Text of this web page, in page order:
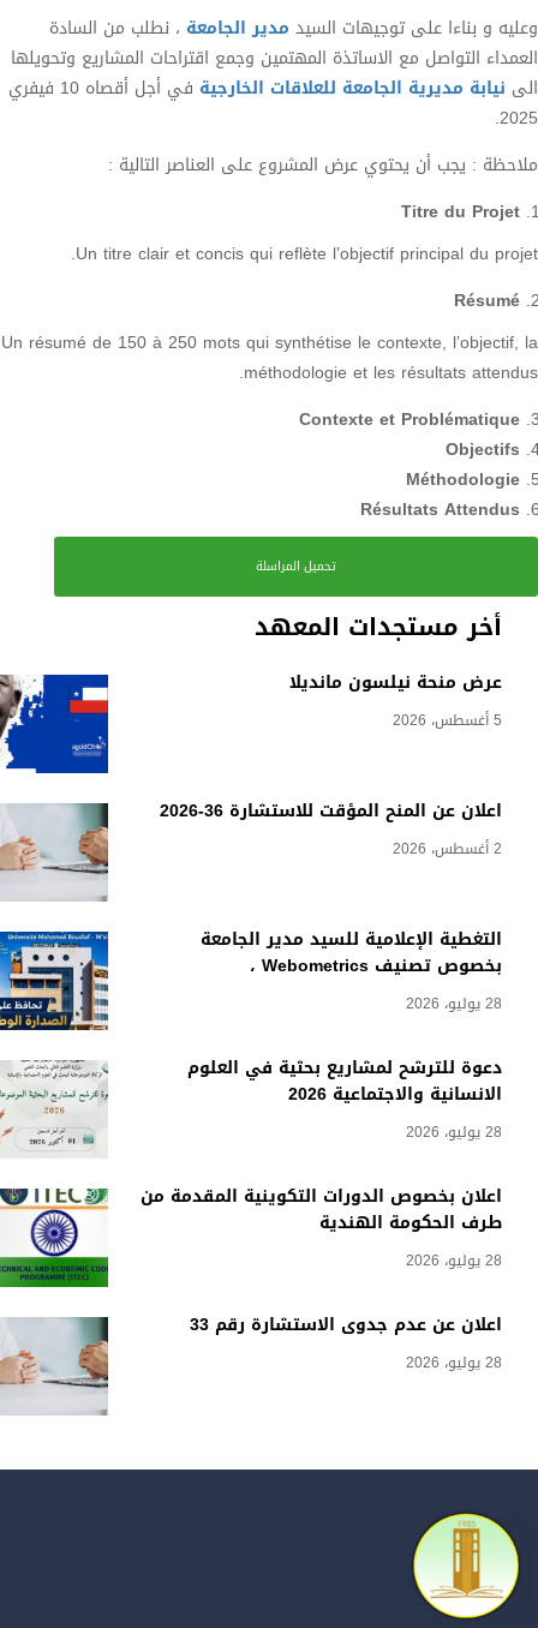
أخر مستجدات المعهد
عرض منحة نيلسون مانديلا
5 أغسطس، 2026
اعلان عن المنح المؤقت للاستشارة 36-2026
2 أغسطس، 2026
التغطية الإعلامية للسيد مدير الجامعة
بخصوص تصنيف Webometrics ،
28 يوليو، 2026
دعوة للترشح لمشاريع بحثية في العلوم
الانسانية والاجتماعية 2026
28 يوليو، 2026
اعلان بخصوص الدورات التكوينية المقدمة من
طرف الحكومة الهندية
28 يوليو، 2026
اعلان عن عدم جدوى الاستشارة رقم 33
28 يوليو، 2026
وعليه و بناءا على توجيهات السيد مدير الجامعة ، نطلب من السادة
العمداء التواصل مع الاساتذة المهتمين وجمع اقتراحات المشاريع وتحويلها
الى نيابة مديرية الجامعة للعلاقات الخارجية
في أجل أقصاه 10 فيفري
2025.
ملاحظة : يجب أن يحتوي عرض المشروع على العناصر التالية :
Titre du Projet
Un titre clair et concis qui reflète l’objectif principal du projet.
Résumé
Un résumé de 150 à 250 mots qui synthétise le contexte, l’objectif, la
méthodologie et les résultats attendus.
Contexte et Problématique
Objectifs
Méthodologie
Résultats Attendus
تحميل المراسلة